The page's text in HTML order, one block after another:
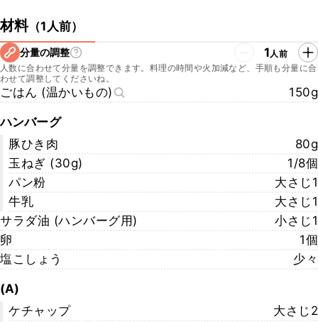
材料（1人前）
分量の調整 1人前
人数に合わせて分量を調整できます。料理の時間や火加減など、手順も分量に合
わせて調整してくださいね。
ごはん (温かいもの) 150g
ハンバーグ
豚ひき肉
80g
玉ねぎ (30g)
1/8個
パン粉
大さじ1
牛乳
大さじ1
サラダ油 (ハンバーグ用)
小さじ1
卵
1個
塩こしょう
少々
(A)
ケチャップ
大さじ2